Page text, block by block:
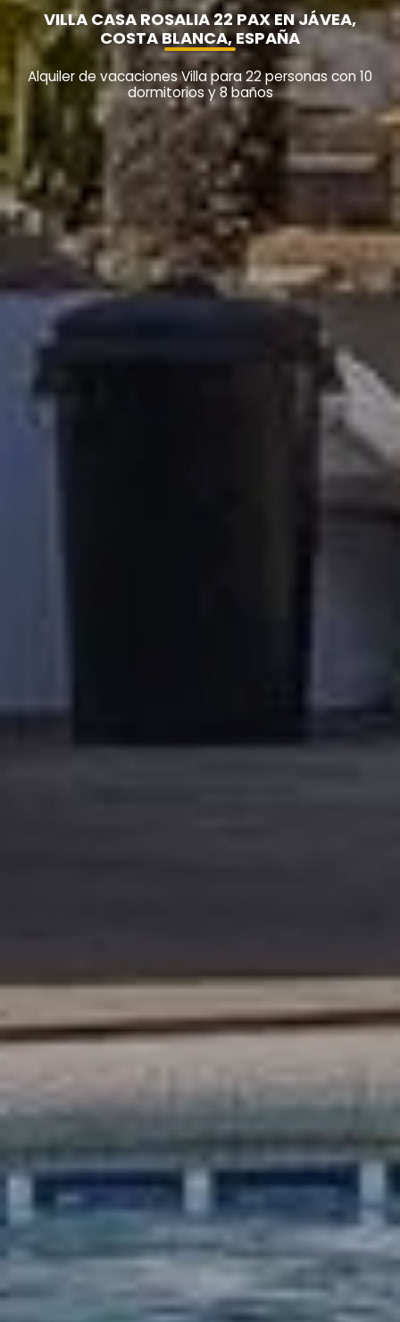
VILLA CASA ROSALIA 22 PAX EN JÁVEA,
COSTA BLANCA, ESPAÑA
Alquiler de vacaciones Villa para 22 personas con 10
dormitorios y 8 baños